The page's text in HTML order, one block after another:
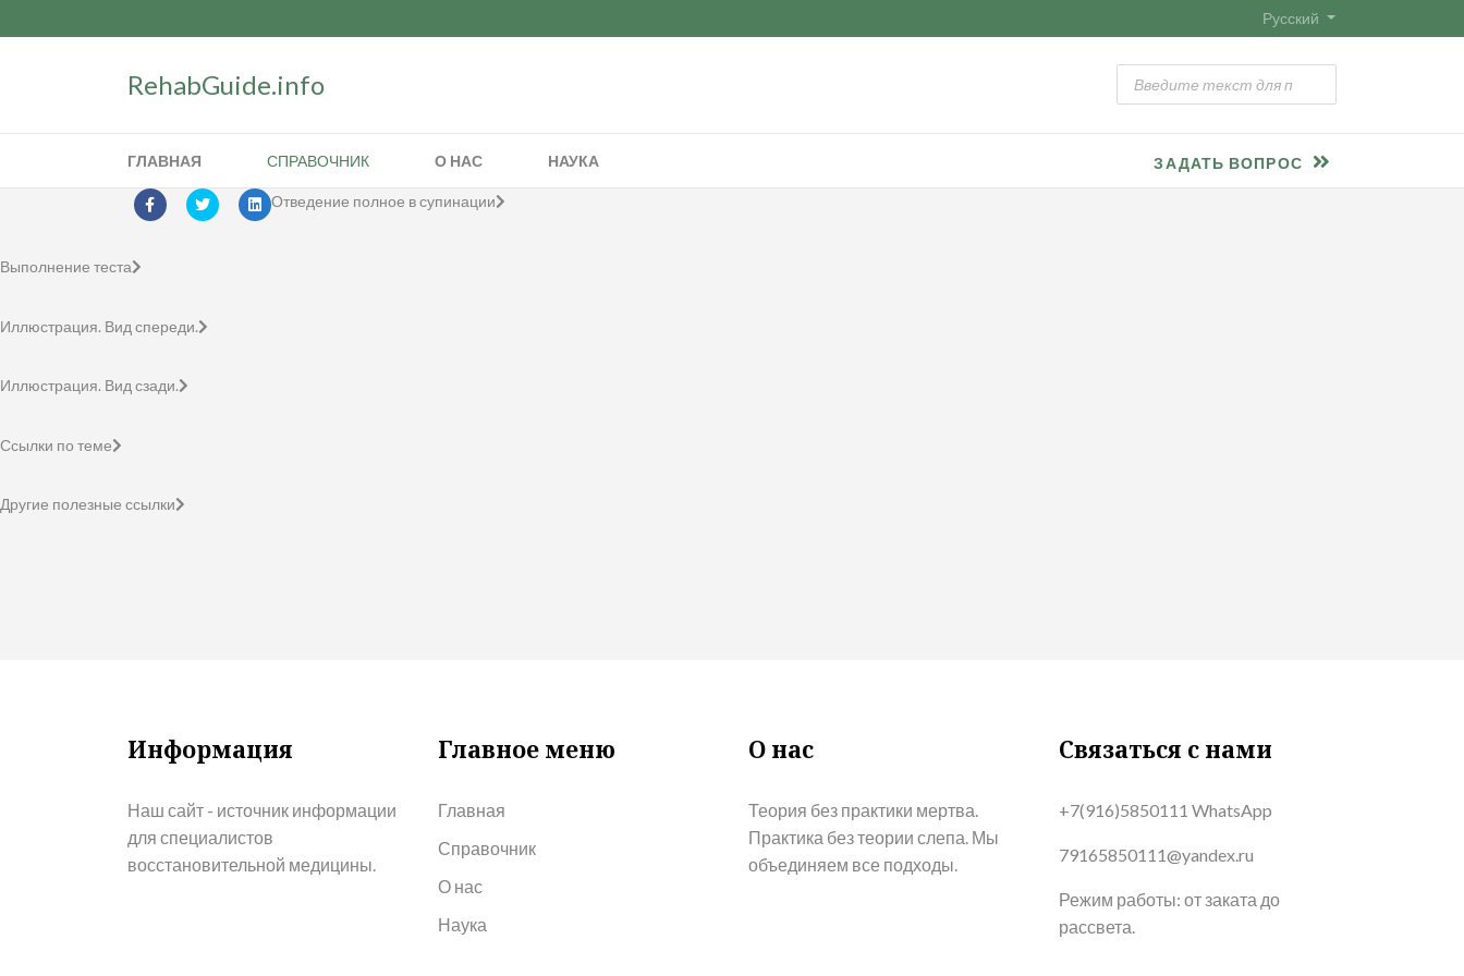
Русский
RehabGuide.info
ЗАДАТЬ ВОПРОС
ГЛАВНАЯ СПРАВОЧНИК О НАС НАУКА
Отведение полное в супинации
Выполнение теста
Иллюстрация. Вид спереди.
Иллюстрация. Вид сзади.
Ссылки по теме
Другие полезные ссылки
Информация
Наш сайт - источник информации
для специалистов
восстановительной медицины.
Главное меню
Главная
Справочник
О нас
Наука
О нас
Теория без практики мертва.
Практика без теории слепа. Мы
объединяем все подходы.
Связаться с нами
+7(916)5850111 WhatsApp
79165850111@yandex.ru
Режим работы: от заката до
рассвета.